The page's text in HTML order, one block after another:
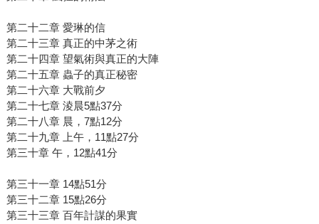
第二十二章 愛琳的信
第二十三章 真正的中茅之術
第二十四章 望氣術與真正的大陣
第二十五章 蟲子的真正秘密
第二十六章 大戰前夕
第二十七章 淩晨5點37分
第二十八章 晨，7點12分
第二十九章 上午，11點27分
第三十章 午，12點41分
第三十一章 14點51分
第三十二章 15點26分
第三十三章 百年計謀的果實